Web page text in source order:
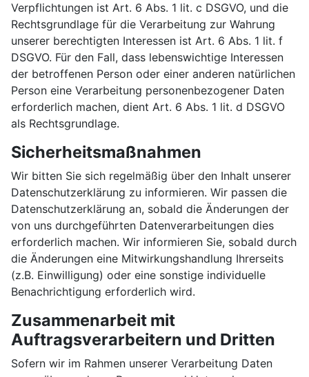
Verpflichtungen ist Art. 6 Abs. 1 lit. c DSGVO, und die
Rechtsgrundlage für die Verarbeitung zur Wahrung
unserer berechtigten Interessen ist Art. 6 Abs. 1 lit. f
DSGVO. Für den Fall, dass lebenswichtige Interessen
der betroffenen Person oder einer anderen natürlichen
Person eine Verarbeitung personenbezogener Daten
erforderlich machen, dient Art. 6 Abs. 1 lit. d DSGVO
als Rechtsgrundlage.
Sicherheitsmaßnahmen
Wir bitten Sie sich regelmäßig über den Inhalt unserer
Datenschutzerklärung zu informieren. Wir passen die
Datenschutzerklärung an, sobald die Änderungen der
von uns durchgeführten Datenverarbeitungen dies
erforderlich machen. Wir informieren Sie, sobald durch
die Änderungen eine Mitwirkungshandlung Ihrerseits
(z.B. Einwilligung) oder eine sonstige individuelle
Benachrichtigung erforderlich wird.
Zusammenarbeit mit
Auftragsverarbeitern und Dritten
Sofern wir im Rahmen unserer Verarbeitung Daten